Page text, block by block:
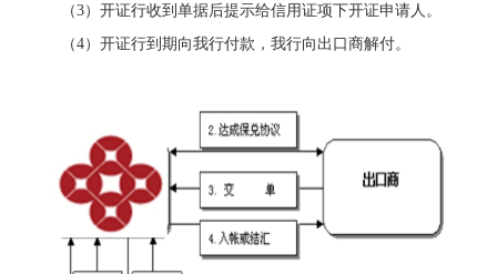
（3）开证行收到单据后提示给信用证项下开证申请人。
（4）开证行到期向我行付款，我行向出口商解付。